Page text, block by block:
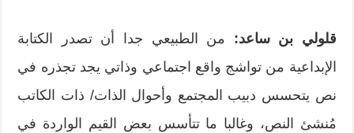
قلولي بن ساعد: من الطبيعي جدا أن تصدر الكتابة
الإبداعية من تواشج واقع اجتماعي وذاتي يجد تجذره في
نص يتحسس دبيب المجتمع وأحوال الذات/ ذات الكاتب
مُنشئ النص، وغالبا ما تتأسس بعض القيم الواردة في